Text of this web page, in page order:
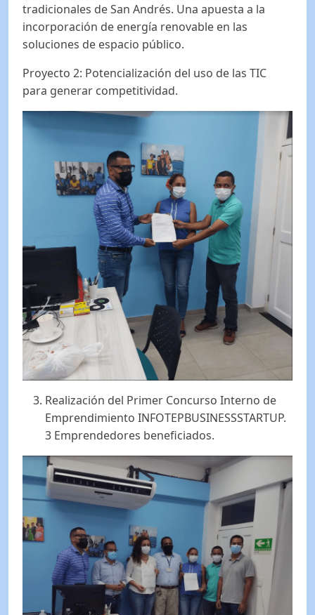
tradicionales de San Andrés. Una apuesta a la
incorporación de energía renovable en las
soluciones de espacio público.
Proyecto 2: Potencialización del uso de las TIC
para generar competitividad.
Realización del Primer Concurso Interno de
Emprendimiento INFOTEPBUSINESSSTARTUP.
3 Emprendedores beneficiados.